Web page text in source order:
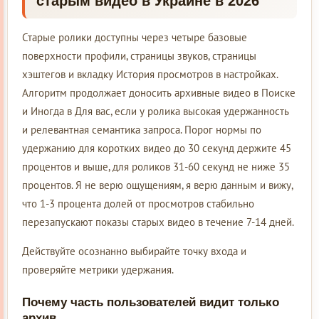
Старые ролики доступны через четыре базовые
поверхности профили, страницы звуков, страницы
хэштегов и вкладку История просмотров в настройках.
Алгоритм продолжает доносить архивные видео в Поиске
и Иногда в Для вас, если у ролика высокая удержанность
и релевантная семантика запроса. Порог нормы по
удержанию для коротких видео до 30 секунд держите 45
процентов и выше, для роликов 31-60 секунд не ниже 35
процентов. Я не верю ощущениям, я верю данным и вижу,
что 1-3 процента долей от просмотров стабильно
перезапускают показы старых видео в течение 7-14 дней.
Действуйте осознанно выбирайте точку входа и
проверяйте метрики удержания.
Почему часть пользователей видит только